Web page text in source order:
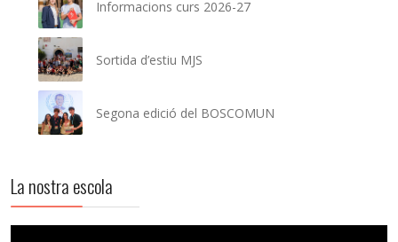
Informacions curs 2026-27
Sortida d’estiu MJS
Segona edició del BOSCOMUN
La nostra escola